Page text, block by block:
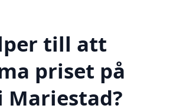
till att
priset på
Mariestad?